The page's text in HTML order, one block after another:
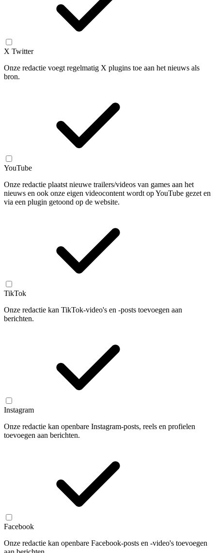
X Twitter
Onze redactie voegt regelmatig X plugins toe aan het nieuws als
bron.
YouTube
Onze redactie plaatst nieuwe trailers/videos van games aan het
nieuws en ook onze eigen videocontent wordt op YouTube gezet en
via een plugin getoond op de website.
TikTok
Onze redactie kan TikTok-video's en -posts toevoegen aan
berichten.
Instagram
Onze redactie kan openbare Instagram-posts, reels en profielen
toevoegen aan berichten.
Facebook
Onze redactie kan openbare Facebook-posts en -video's toevoegen